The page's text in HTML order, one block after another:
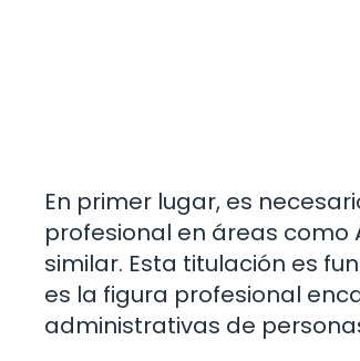
En primer lugar, es
profesional en áreas como
similar. Esta titulación es
es la figura profesional
administrativas de